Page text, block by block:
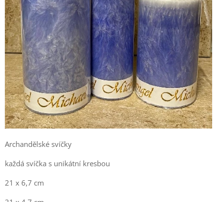
Archandělské svíčky
každá svíčka s unikátní kresbou
21 x 6,7 cm